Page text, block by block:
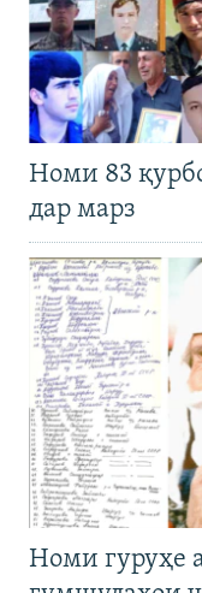
Номи 83
дар марз
Номи гуруҳе